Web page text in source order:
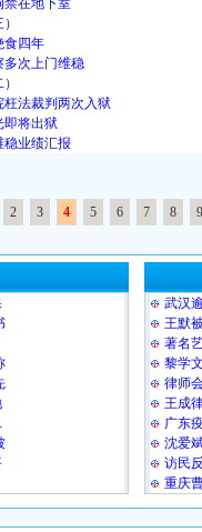
禁在地下室
食四年
多次上门维稳
法裁判两次入狱
即将出狱
稳业绩汇报
2 3 4 5 6 7 8 9
武汉
王默
著名
黎学
律师
王成
广东
沈爱
访民
重庆